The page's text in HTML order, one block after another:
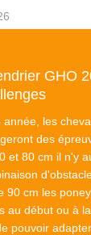
GHO
année, les
des
et 80 cm il n'y
90 cm les
au début ou à
pouvoir